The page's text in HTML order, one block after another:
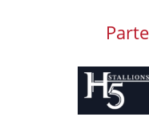
Afbeelding